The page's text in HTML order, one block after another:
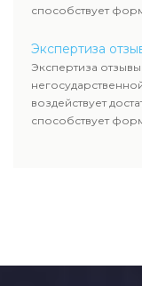
способствует
Экспертиза
Экспертиза
воздействует
способствует